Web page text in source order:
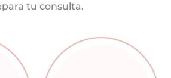
tu consulta.